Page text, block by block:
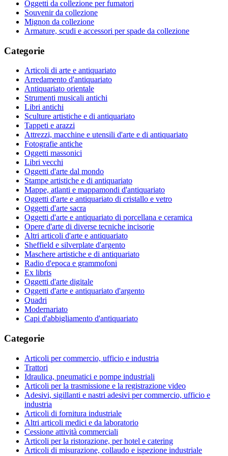
Oggetti da collezione per fumatori
Souvenir da collezione
Mignon da collezione
Armature, scudi e accessori per spade da collezione
Categorie
Articoli di arte e antiquariato
Arredamento d'antiquariato
Antiquariato orientale
Strumenti musicali antichi
Libri antichi
Sculture artistiche e di antiquariato
Tappeti e arazzi
Attrezzi, macchine e utensili d'arte e di antiquariato
Fotografie antiche
Oggetti massonici
Libri vecchi
Oggetti d'arte dal mondo
Stampe artistiche e di antiquariato
Mappe, atlanti e mappamondi d'antiquariato
Oggetti d'arte e antiquariato di cristallo e vetro
Oggetti d'arte sacra
Oggetti d'arte e antiquariato di porcellana e ceramica
Opere d'arte di diverse tecniche incisorie
Altri articoli d'arte e antiquariato
Sheffield e silverplate d'argento
Maschere artistiche e di antiquariato
Radio d'epoca e grammofoni
Ex libris
Oggetti d'arte digitale
Oggetti d'arte e antiquariato d'argento
Quadri
Modernariato
Capi d'abbigliamento d'antiquariato
Categorie
Articoli per commercio, ufficio e industria
Trattori
Idraulica, pneumatici e pompe industriali
Articoli per la trasmissione e la registrazione video
Adesivi, sigillanti e nastri adesivi per commercio, ufficio e
industria
Articoli di fornitura industriale
Altri articoli medici e da laboratorio
Cessione attività commerciali
Articoli per la ristorazione, per hotel e catering
Articoli di misurazione, collaudo e ispezione industriale